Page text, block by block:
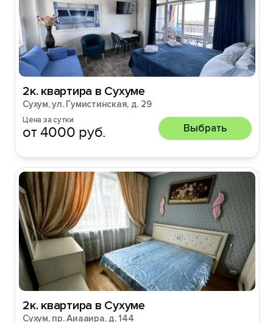
2к. квартира в Сухуме
Сухум, ул. Гумистинская, д. 29
Цена за сутки
от 4000 руб. Выбрать
2к. квартира в Сухуме
Сухум, пр. Аиааира, д. 144